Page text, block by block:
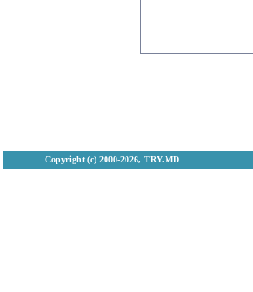
Copyright (с) 2000-2026, TRY.MD